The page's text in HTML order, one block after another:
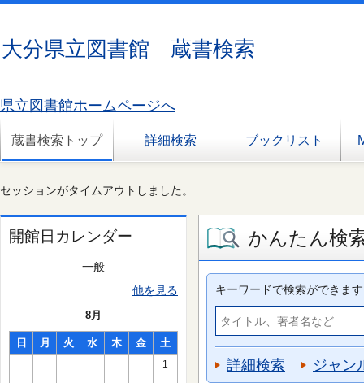
大分県立図書館 蔵書検索
県立図書館ホームページへ
蔵書検索トップ 詳細検索 ブックリスト
セッションがタイムアウトしました。
開館日カレンダー
一般
他を見る
8月
日 月 火 水 木 金 土
1
かんたん検
キーワードで検索ができます
詳細検索 ジャン